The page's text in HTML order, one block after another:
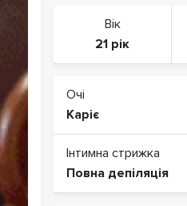
Вік
21 рік
Очі
Каріє
Інтимна стрижка
Повна депіляція